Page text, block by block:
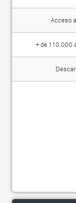
Acceso
+ de 110.000